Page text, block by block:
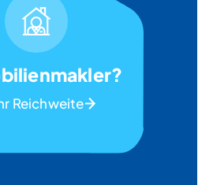
Reichweite